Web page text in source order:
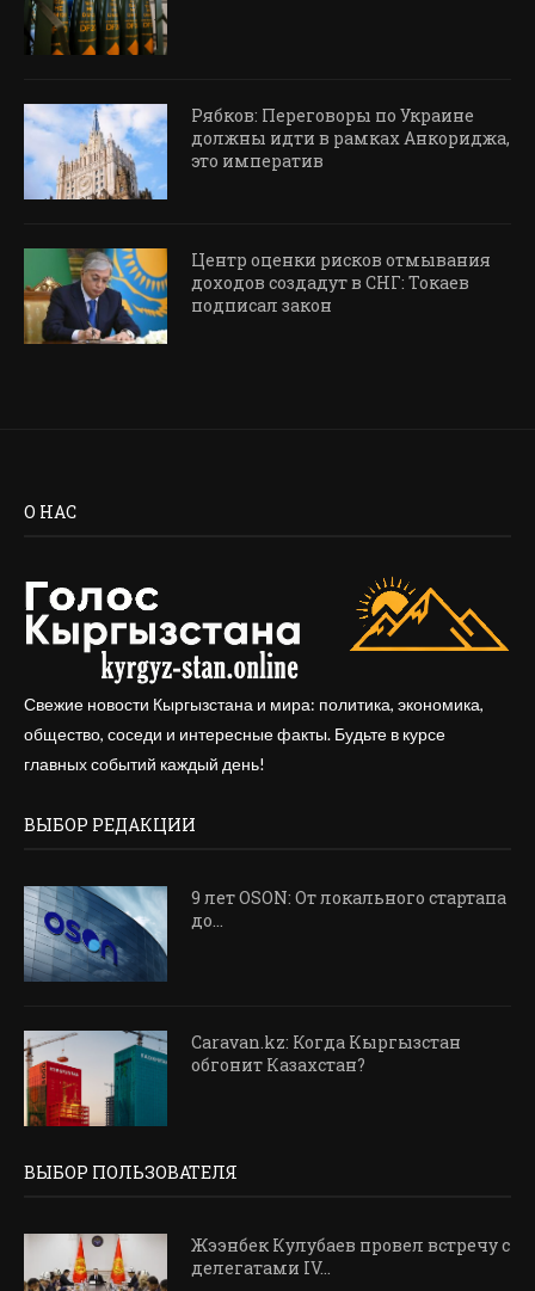
Рябков: Переговоры по Украине
должны идти в рамках Анкориджа,
это императив
Центр оценки рисков отмывания
доходов создадут в СНГ: Токаев
подписал закон
О НАС
Свежие новости Кыргызстана и мира: политика, экономика,
общество, соседи и интересные факты. Будьте в курсе
главных событий каждый день!
ВЫБОР РЕДАКЦИИ
9 лет OSON: От локального стартапа
до...
Caravan.kz: Когда Кыргызстан
обгонит Казахстан?
ВЫБОР ПОЛЬЗОВАТЕЛЯ
Жээнбек Кулубаев провел встречу с
делегатами IV...